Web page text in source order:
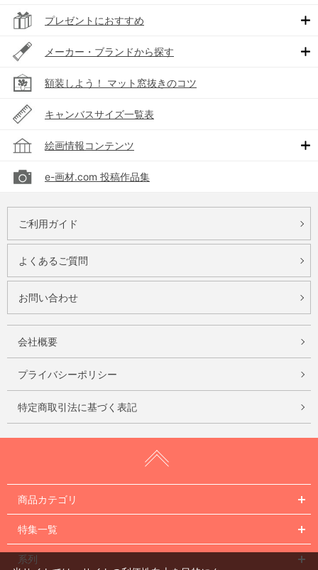
プレゼントにおすすめ
メーカー・ブランドから探す
額装しよう！ マット窓抜きのコツ
キャンバスサイズ一覧表
絵画情報コンテンツ
e-画材.com 投稿作品集
ご利用ガイド
よくあるご質問
お問い合わせ
会社概要
プライバシーポリシー
特定商取引法に基づく表記
商品カテゴリ
特集一覧
系列